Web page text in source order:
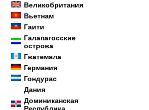
Великобритания
Вьетнам
Гаити
Галапагосские
острова
Гватемала
Германия
Гондурас
Дания
Доминиканская